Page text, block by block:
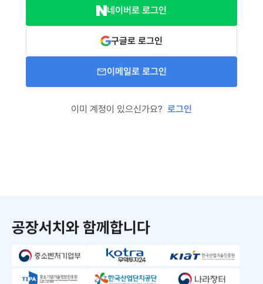
네이버로 로그인
구글로 로그인
이메일로 로그인
이미 계정이 있으신가요? 로그인
공장서치와 함께합니다